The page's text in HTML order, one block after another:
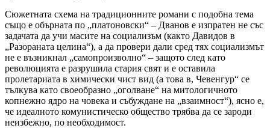
Сюжетната схема на традиционните романи с подобна тема
също е обърната по „платоновски“ – Дванов е изпратен не със
задачата да учи масите на социализъм (както Давидов в
„Разораната целина“), а да провери дали сред тях социализмът
не е възникнал „самопроизволно“ – защото след като
революцията е разрушила стария свят и е оставила
пролетариата в химически чист вид (а това в, Чевенгур“ се
тълкува като своеобразно „оголване“ на митологичното
копнежно ядро на човека и събуждане на „взаимност“), ясно е,
че идеалното комунистическо общество трябва да се зароди
неизбежно, по необходимост.